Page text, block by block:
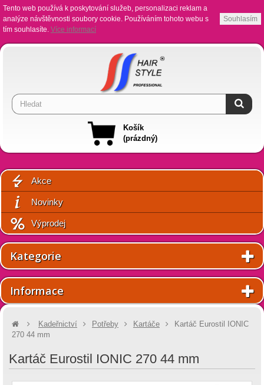
Tento web používá k poskytování služeb, personalizaci reklam a
analýze návštěvnosti soubory cookie. Používáním tohoto webu s
tím souhlasíte. Více informací
Souhlasím
Košík
(prázdný)
Akce
Novinky
Výprodej
Kategorie
Informace
Kadeřnictví Potřeby Kartáče
Kartáč Eurostil IONIC
270 44 mm
Kartáč Eurostil IONIC 270 44 mm